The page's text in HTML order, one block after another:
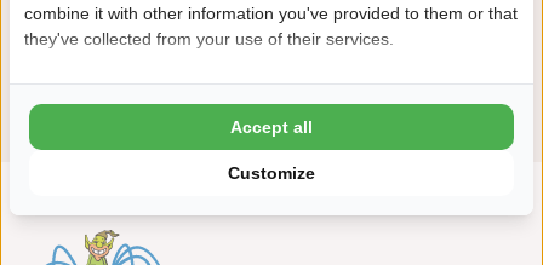
24 uur bedenktijd
combine it with other information you've provided to them or that
they've collected from your use of their services.
Customize
Accept all